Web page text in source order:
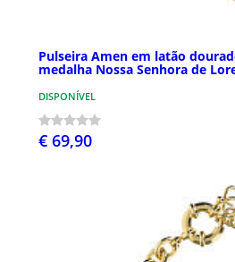
Pulseira Amen em latão
medalha Nossa Senhora de
DISPONÍVEL
€ 69,90